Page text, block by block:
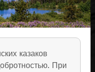
казаков
При